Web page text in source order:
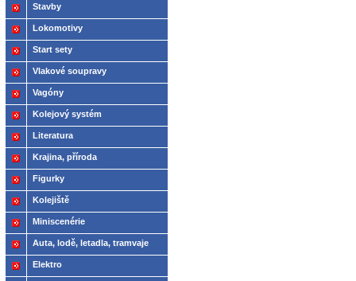
Stavby
Lokomotivy
Start sety
Vlakové soupravy
Vagóny
Kolejový systém
Literatura
Krajina, příroda
Figurky
Kolejiště
Miniscenérie
Auta, lodě, letadla, tramvaje
Elektro